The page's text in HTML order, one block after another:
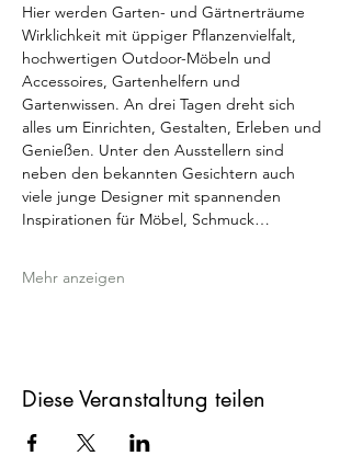
Hier werden Garten- und Gärtnerträume
Wirklichkeit mit üppiger Pflanzenvielfalt,
hochwertigen Outdoor-Möbeln und
Accessoires, Gartenhelfern und
Gartenwissen. An drei Tagen dreht sich
alles um Einrichten, Gestalten, Erleben und
Genießen. Unter den Ausstellern sind
neben den bekannten Gesichtern auch
viele junge Designer mit spannenden
Inspirationen für Möbel, Schmuck…
Mehr anzeigen
Diese Veranstaltung teilen